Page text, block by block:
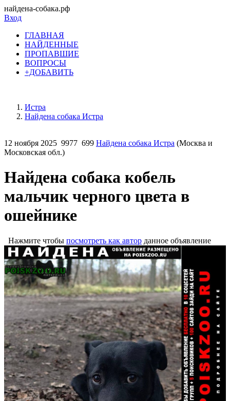
найдена-собака.рф
Вход
ГЛАВНАЯ
НАЙДЕННЫЕ
ПРОПАВШИЕ
ВОПРОСЫ
+ДОБАВИТЬ
Истра
Найдена собака Истра
12 ноября 2025 9977 699 Найдена собака Истра (Москва и
Московская обл.)
Найдена собака кобель
мальчик черного цвета в
ошейнике
Нажмите чтобы посмотреть как автор данное объявление